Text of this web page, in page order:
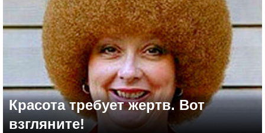
Красота требует жертв. Вот
взгляните!